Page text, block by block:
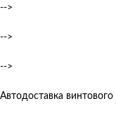
-->
-->
-->
Автодоставка